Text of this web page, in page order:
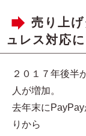
売り上
ュレス対応
２０１７年後半
人が増加。
去年末に
りから